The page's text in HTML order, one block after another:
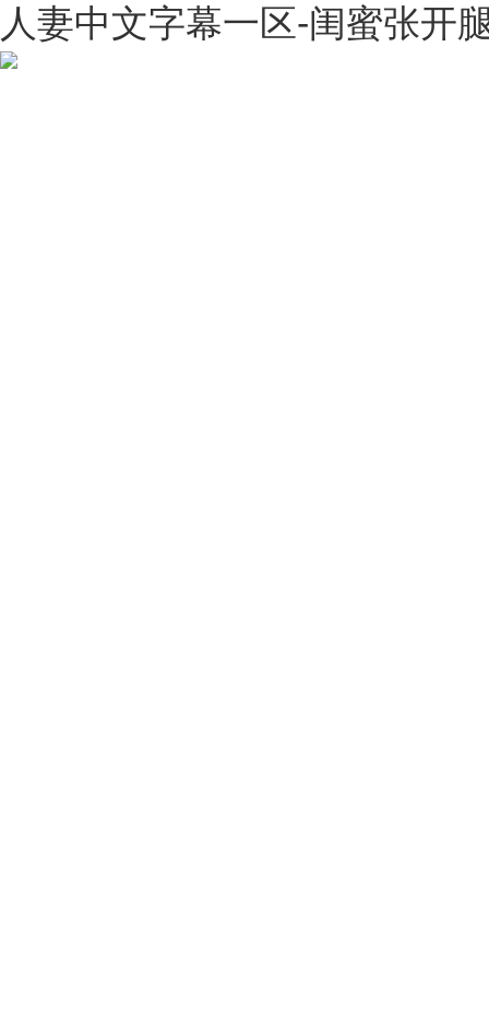
人妻中文字幕一区-闺蜜张开